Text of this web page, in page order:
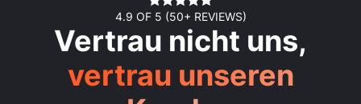
4.9 OF 5 (50+ REVIEWS)
Vertrau nicht uns,
vertrau unseren